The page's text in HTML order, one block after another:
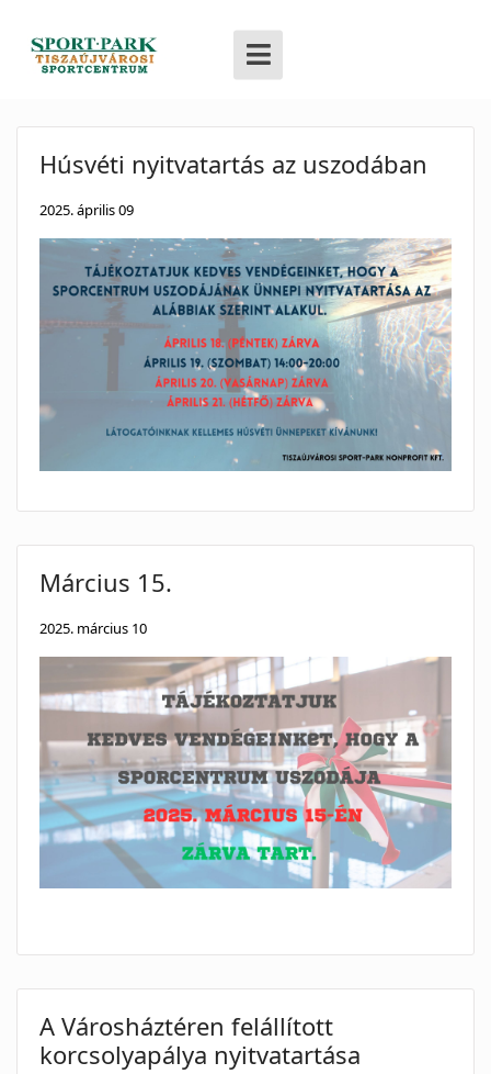
Húsvéti nyitvatartás az uszodában
2025. április 09
Március 15.
2025. március 10
A Városháztéren felállított
korcsolyapálya nyitvatartása